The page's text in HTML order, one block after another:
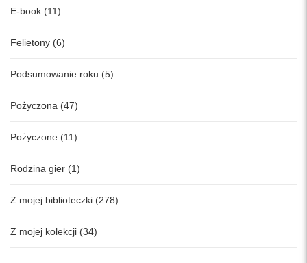
E-book (11)
Felietony (6)
Podsumowanie roku (5)
Pożyczona (47)
Pożyczone (11)
Rodzina gier (1)
Z mojej biblioteczki (278)
Z mojej kolekcji (34)